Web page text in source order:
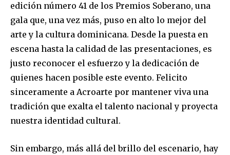
edición número 41 de los Premios Soberano, una
gala que, una vez más, puso en alto lo mejor del
arte y la cultura dominicana. Desde la puesta en
escena hasta la calidad de las presentaciones, es
justo reconocer el esfuerzo y la dedicación de
quienes hacen posible este evento. Felicito
sinceramente a Acroarte por mantener viva una
tradición que exalta el talento nacional y proyecta
nuestra identidad cultural.
Sin embargo, más allá del brillo del escenario, hay